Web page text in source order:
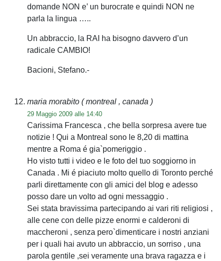
domande NON e’ un burocrate e quindi NON ne
parla la lingua …..
Un abbraccio, la RAI ha bisogno davvero d’un
radicale CAMBIO!
Bacioni, Stefano.-
maria morabito ( montreal , canada )
29 Maggio 2009 alle 14:40
Carissima Francesca , che bella sorpresa avere tue
notizie ! Qui a Montreal sono le 8,20 di mattina
mentre a Roma é gia`pomeriggio .
Ho visto tutti i video e le foto del tuo soggiorno in
Canada . Mi é piaciuto molto quello di Toronto perché
parli direttamente con gli amici del blog e adesso
posso dare un volto ad ogni messaggio .
Sei stata bravissima partecipando ai vari riti religiosi ,
alle cene con delle pizze enormi e calderoni di
maccheroni , senza pero`dimenticare i nostri anziani
per i quali hai avuto un abbraccio, un sorriso , una
parola gentile ,sei veramente una brava ragazza e i